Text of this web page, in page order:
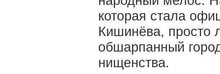
которая стала
Кишинёва, просто
обшарпанный
нищенства.